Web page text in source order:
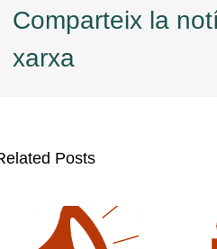
Comparteix la
xarxa
Posts